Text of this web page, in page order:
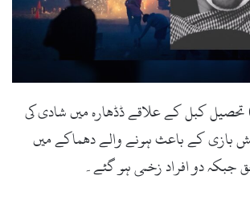
تحصیل کبل کے علاقے ڈڈھارہ میں شادی کی
بازی کے باعث ہونے والے دھماکے میں
جبکہ دو افراد زخمی ہو گئے۔